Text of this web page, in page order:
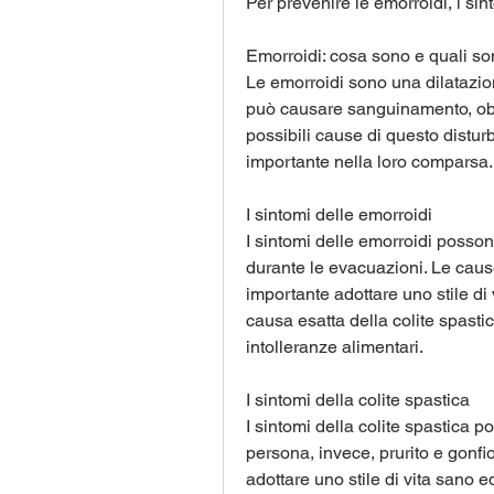
Emorroidi: cosa sono e quali
Le emorroidi sono una
può causare sanguinamento,
possibili cause di questo
importante nella loro comparsa.
I sintomi delle emorroidi
I sintomi delle emorroidi
durante le evacuazioni. Le
importante adottare uno stile
causa esatta della colite
intolleranze alimentari.
I sintomi della colite spastica
I sintomi della colite spastica
persona, invece, prurito e
adottare uno stile di vita sano